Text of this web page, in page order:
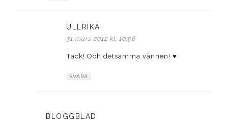
ULLRIKA
31 mars 2012 kl. 10:56
Tack! Och detsamma vännen! ♥
SVARA
BLOGGBLAD